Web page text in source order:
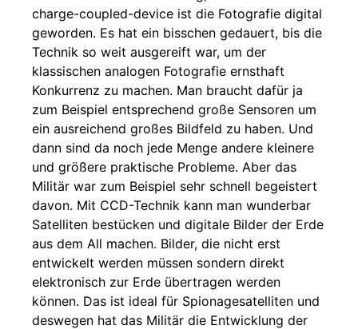
charge-coupled-device ist die Fotografie digital
geworden. Es hat ein bisschen gedauert, bis die
Technik so weit ausgereift war, um der
klassischen analogen Fotografie ernsthaft
Konkurrenz zu machen. Man braucht dafür ja
zum Beispiel entsprechend große Sensoren um
ein ausreichend großes Bildfeld zu haben. Und
dann sind da noch jede Menge andere kleinere
und größere praktische Probleme. Aber das
Militär war zum Beispiel sehr schnell begeistert
davon. Mit CCD-Technik kann man wunderbar
Satelliten bestücken und digitale Bilder der Erde
aus dem All machen. Bilder, die nicht erst
entwickelt werden müssen sondern direkt
elektronisch zur Erde übertragen werden
können. Das ist ideal für Spionagesatelliten und
deswegen hat das Militär die Entwicklung der